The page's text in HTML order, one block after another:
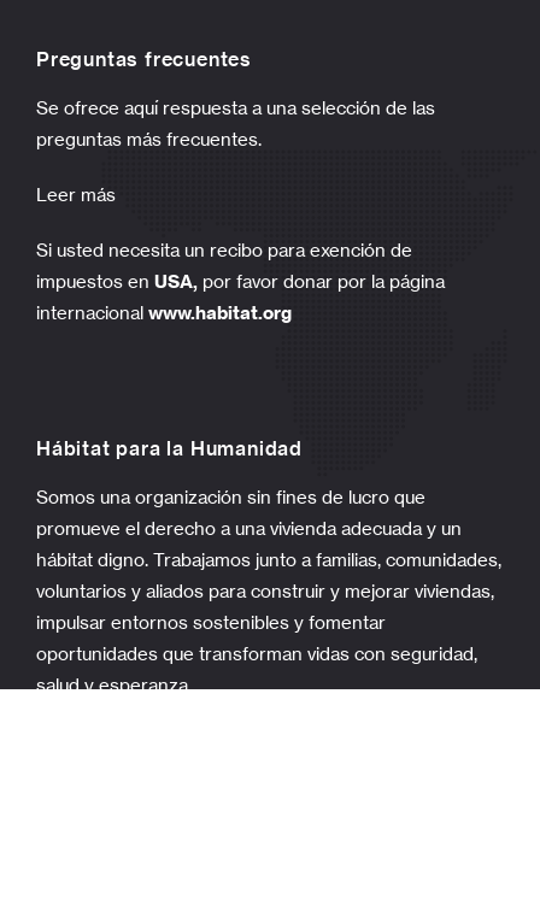
Preguntas frecuentes
Se ofrece aquí respuesta a una selección de las
preguntas más frecuentes.
Leer más
Si usted necesita un recibo para exención de
impuestos en USA, por favor donar por la página
internacional www.habitat.org
Hábitat para la Humanidad
Somos una organización sin fines de lucro que
promueve el derecho a una vivienda adecuada y un
hábitat digno. Trabajamos junto a familias, comunidades,
voluntarios y aliados para construir y mejorar viviendas,
impulsar entornos sostenibles y fomentar
oportunidades que transforman vidas con seguridad,
salud y esperanza.